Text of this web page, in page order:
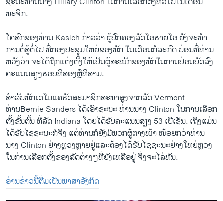
s
l
i
d
e
ພະຈິກ.
​ໂຄສົກ​ຂອງ​ທ່ານ Kasich ກ່າວ​ວ່າ ຜູ້​ປົກຄອງ​ລັດ​ໂອ​ຮາ​ຍ​ໂອ​ ຍັງ​ຈະ​ທຳ​
ການ​ຕໍ່ສູ້​ຕໍ່​ໄປ ​ທີ່​ກອງ​ປະຊຸມ​ໃຫຍ່​ຂອງ​ພັກ ​ໃນ​ເດືອນກໍລະກົດ ບ່ອນ​ທີ່​ທ່ານ​
ຫວັງ​ວ່າ ຈະໄດ້​ຖືກແຕ່ງຕັ້ງ​ໃຫ້​ເປັນ​ຜູ້​ສະໝັກ​ຂອງ​ພັກໃນ​ການ​ປ່ອນ​ບັດ​ລົງ​
ຄະ​ແນນ​ສຽງ​ຮອບ​ທີ​ສອງ​ຫຼືທີ​ສາມ.
ສຳລັບ​ພັກ​ເດ​ໂມ​ແຄຣັດ​ສະມາຊິກ​ສະພາ​ສູງ​ຈາກ​ລັດ Vermont
ທ່ານBernie Sanders ​ໄດ້​ເອົາ​ຊະນະ ​ທ່ານ​ນາງ Clinton ​ໃນ​ການ​ເລື​ອກ
ຕັ້ງຂັ້ນຕົ້ນ ທີ່​ລັດ Indiana ​ໂດຍ​ໄດ້​ຮັບ​ຄະ​ແນນ​ສຽງ 53 ​ເປີ​ເຊັນ. ​ເຖິງ​ແມ່ນ​
ໄດ້​ຮັບ​ໄຊຊະນະ​ກໍ​ຈິງ ​ແຕ່​ທ່ານ​ກໍ​ຍັງ​ມີ​ພວກ​ຜູ້ຕາງ​ໜ້າ ໜ້ອຍ​ກວ່າ​ທ່ານ​
ນາງ Clinton ຢ່າງ​ຫຼວງຫຼາຍຢູ່ແລະ​ຕ້ອງ​ໄດ້ຮັບ​ໄຊຊະນະ​ຢ່າງ​ໃຫຍ່​ຫຼວງ ​
ໃນ​ກ່ານ​ເລືອກ​ຕັ້ງຂອງ​ລັດ​ຕ່າງໆ​ທີ່​ຍັງ​ເຫລືອ​ຢູ່ ຈຶ່ງ​ຈະ​ໄລ່​ທັນ.
ອ່ານຂ່າວນີ້ຕື່ມເປັນພາສາອັງກິດ
EMBED
Trump Presumptive Republican Nominee After Indiana Victory
byສຽງອາເມຣິກາ ວີໂອເອລາວ